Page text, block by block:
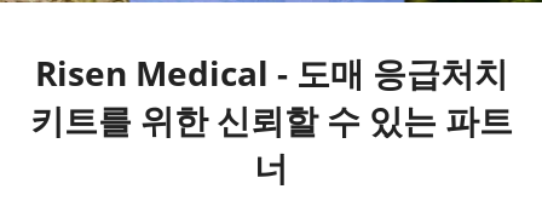
Risen Medical - 도매 응급처치
키트를 위한 신뢰할 수 있는 파트
너